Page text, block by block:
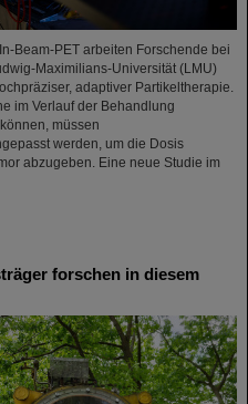
Beam-PET arbeiten Forschende bei
Maximilians-Universität (LMU)
adaptiver Partikeltherapie.
im Verlauf der Behandlung
müssen
werden, um die Dosis
abzugeben. Eine neue Studie im
forschen in diesem